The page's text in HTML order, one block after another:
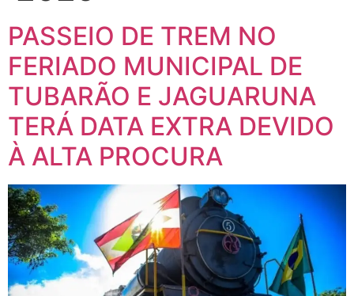
PASSEIO DE TREM NO
FERIADO MUNICIPAL DE
TUBARÃO E JAGUARUNA
TERÁ DATA EXTRA DEVIDO
À ALTA PROCURA